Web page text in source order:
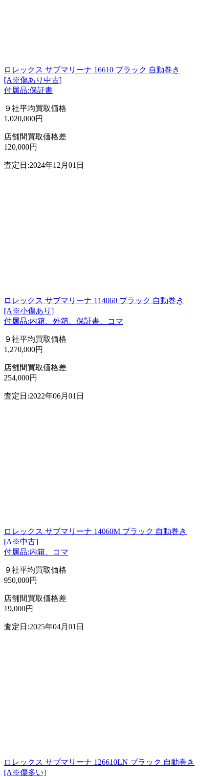
ロレックス サブマリーナ 16610 ブラック 自動巻き
[A※傷あり中古]
付属品:保証書
９社平均買取価格
1,020,000円
店舗間買取価格差
120,000円
査定日:2024年12月01日
ロレックス サブマリーナ 114060 ブラック 自動巻き
[A※小傷あり]
付属品:内箱、外箱、保証書、コマ
９社平均買取価格
1,270,000円
店舗間買取価格差
254,000円
査定日:2022年06月01日
ロレックス サブマリーナ 14060M ブラック 自動巻き
[A※中古]
付属品:内箱、コマ
９社平均買取価格
950,000円
店舗間買取価格差
19,000円
査定日:2025年04月01日
ロレックス サブマリーナ 126610LN ブラック 自動巻き
[A※傷多い]